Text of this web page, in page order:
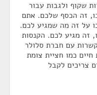
שקוף ולגבות עבור
זה הכסף שלכם. אתם
על זה מה שמגיע לכם.
זה מגיע לכם. הקנסות
עם חברת סלולר
כמו חציית צומת
צריכים לקבל